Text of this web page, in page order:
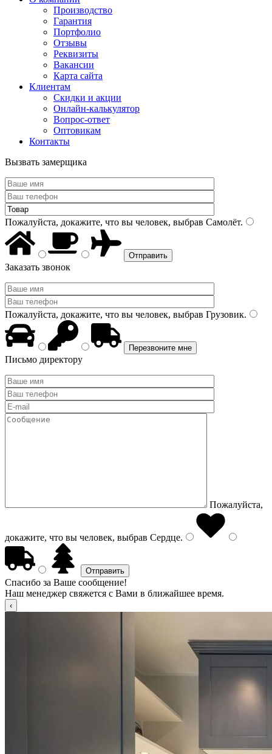
Производство
Гарантия
Портфолио
Отзывы
Реквизиты
Вакансии
Карта сайта
Клиентам
Скидки и акции
Онлайн-калькулятор
Вопрос-ответ
Оптовикам
Контакты
Вызвать замерщика
Пожалуйста, докажите, что вы человек, выбрав Самолёт.
Заказать звонок
Пожалуйста, докажите, что вы человек, выбрав Грузовик.
Письмо директору
Пожалуйста,
докажите, что вы человек, выбрав Сердце.
Спасибо за Ваше сообщение!
Наш менеджер свяжется с Вами в ближайшее время.